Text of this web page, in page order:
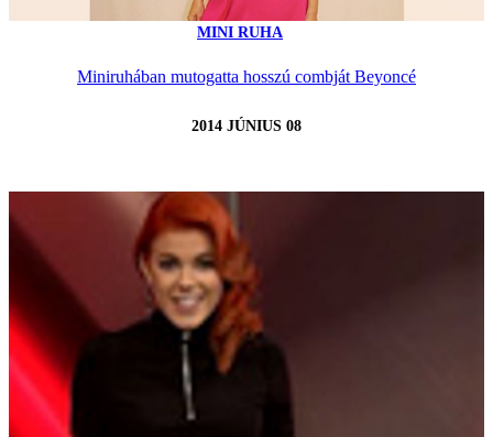
MINI RUHA
Miniruhában mutogatta hosszú combját Beyoncé
2014 JÚNIUS 08